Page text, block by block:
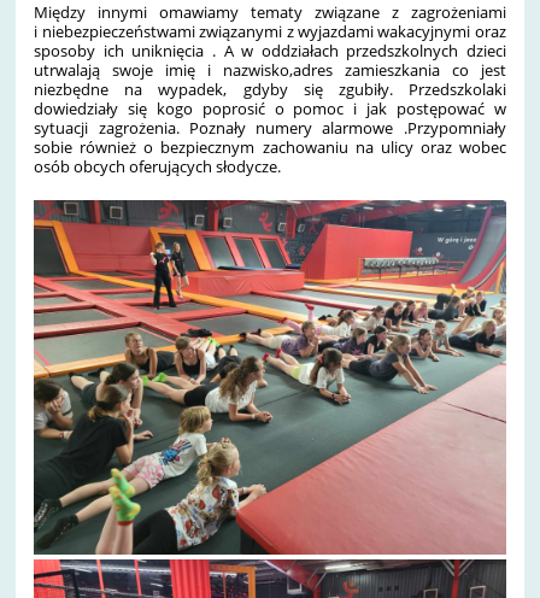
Między innymi omawiamy tematy związane z zagrożeniami
i niebezpieczeństwami związanymi z wyjazdami wakacyjnymi oraz
sposoby ich uniknięcia . A w oddziałach przedszkolnych dzieci
utrwalają swoje imię i nazwisko,adres zamieszkania co jest
niezbędne na wypadek, gdyby się zgubiły. Przedszkolaki
dowiedziały się kogo poprosić o pomoc i jak postępować w
sytuacji zagrożenia. Poznały numery alarmowe .Przypomniały
sobie również o bezpiecznym zachowaniu na ulicy oraz wobec
osób obcych oferujących słodycze.